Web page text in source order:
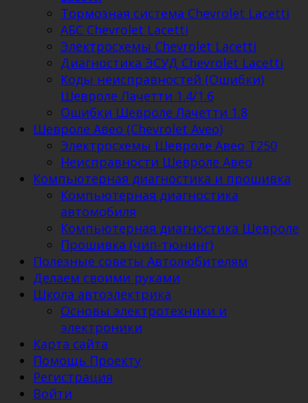
Тормозная система Chevrolet Lacetti
АБС Chevrolet Lacetti
Электросхемы Chevrolet Lacetti
Диагностика ЭСУД Chevrolet Lacetti
Коды неисправностей (Ошибки)
Шевроле Лачетти 1.4/1.6
Ошибки Шевроле Лачетти 1.8
Шевроле Авео (Chevrolet Aveo)
Электросхемы Шевроле Авео Т250
Неисправности Шевроле Авео
Компьютерная диагностика и прошивка
Компьютерная диагностика
автомобиля
Компьютерная диагностика Шевроле
Прошивка (чип-тюнинг)
Полезные советы Автолюбителям
Делаем своими руками
Школа автоэлектрика
Основы электротехники и
электроники
Карта сайта
Помощь Проекту
Регистрация
Войти